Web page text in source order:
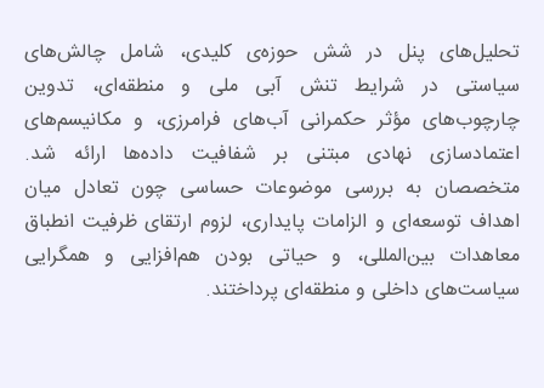
تحلیل‌های پنل در شش حوزه‌ی کلیدی، شامل چالش‌های
سیاستی در شرایط تنش آبی ملی و منطقه‌ای، تدوین
چارچوب‌های مؤثر حکمرانی آب‌های فرامرزی، و مکانیسم‌های
اعتمادسازی نهادی مبتنی بر شفافیت داده‌ها ارائه شد.
متخصصان به بررسی موضوعات حساسی چون تعادل میان
اهداف توسعه‌ای و الزامات پایداری، لزوم ارتقای ظرفیت انطباق
معاهدات بین‌المللی، و حیاتی بودن هم‌افزایی و همگرایی
سیاست‌های داخلی و منطقه‌ای پرداختند.